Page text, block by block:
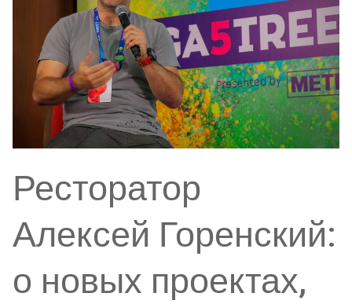
Ресторатор
Алексей Горенский:
о новых проектах,